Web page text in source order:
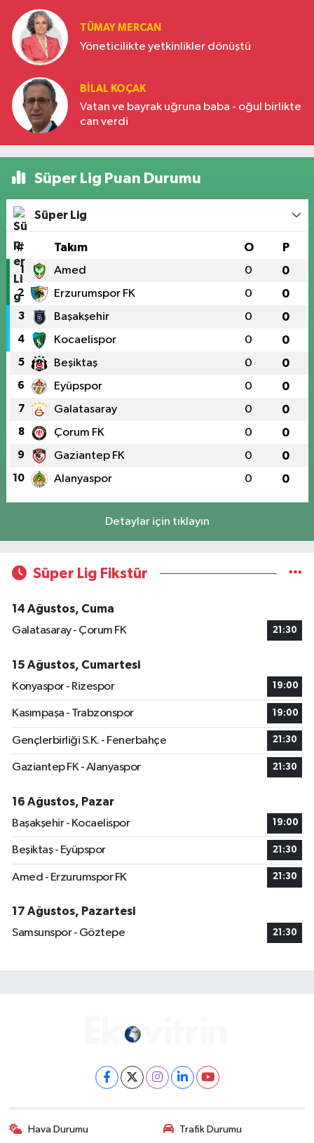
TÜMAY MERCAN
Yöneticilikte yetkinlikler dönüştü
BILAL KOÇAK
Vatan ve bayrak uğruna baba - oğul birlikte
can verdi
Süper Lig Puan Durumu
Süper Lig
# Takım O P
1 Amed 0 0
2 Erzurumspor FK 0 0
3 Başakşehir 0 0
4 Kocaelispor 0 0
5 Beşiktaş 0 0
6 Eyüpspor 0 0
7 Galatasaray 0 0
8 Çorum FK 0 0
9 Gaziantep FK 0 0
10 Alanyaspor 0 0
Detaylar için tıklayın
Süper Lig Fikstür
14 Ağustos, Cuma
Galatasaray - Çorum FK
21:30
15 Ağustos, Cumartesi
Konyaspor - Rizespor
19:00
Kasımpaşa - Trabzonspor 19:00
Gençlerbirliği S.K. - Fenerbahçe 21:30
Gaziantep FK - Alanyaspor 21:30
16 Ağustos, Pazar
Başakşehir - Kocaelispor
19:00
Beşiktaş - Eyüpspor 21:30
Amed - Erzurumspor FK 21:30
17 Ağustos, Pazartesi
Samsunspor - Göztepe
21:30
Hava Durumu Trafik Durumu